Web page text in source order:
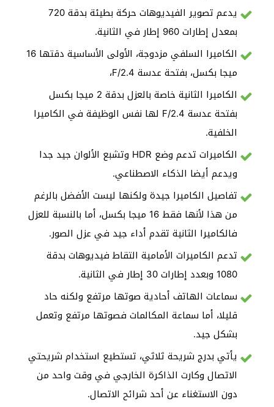
يدعم تصوير الفيديوهات حركة بطيئة بدقة 720
بمعدل إطارات 960 إطار في الثانية.
الكاميرا السلفي مزدوجة، الأولى الأساسية دقتها 16
ميجا بكسل، بفتحة عدسة F/2.4،
الكاميرا الثانية خاصة بالعزل بدقة 2 ميجا بكسل
بفتحة عدسة F/2.4 لها نفس الوظيفة في الكاميرا
الخلفية.
الكاميرات تدعم وضع HDR وتشبع الألوان جيد جدا
ويدعم أيضا الذكاء الاصطناعي.
تفاصيل الكاميرا جيدة ولكنها ليست الأفضل بالرغم
من هذا لأنها فقط 16 ميجا بكسل، أما بالنسبة للعزل
فالكاميرا الثانية تقدم أداء جيد في عزل الصور.
تدعم الكاميرات الأمامية التقاط فيديوهات بدقة
1080 وبعدد إطارات 30 إطار في الثانية.
سماعات الهاتف أحادية صوتها مرتفع ولكنه حاد
قليلا، أما سماعة المكالمات فصوتها مرتفع وتعمل
بشكل جيد.
يأتي بدرج شريحة ثلاثي، تستطيع استخدام شريحتي
الاتصال وكارت الذاكرة الخارجي في وقت واحد من
دون الاستغناء عن أحد شرائح الاتصال.